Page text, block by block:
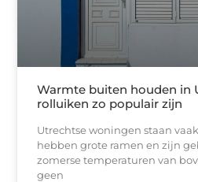
Warmte buiten houden in
rolluiken zo populair zijn
Utrechtse woningen staan
hebben grote ramen en zijn
zomerse temperaturen van
geen